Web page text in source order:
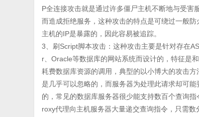
P全连接攻击就是通过许多僵尸主机不断地与受害
而造成拒绝服务，这种攻击的特点是可绕过一般
主机的IP是暴露的，因此容易被追踪。
3、刷Script脚本攻击：这种攻击主要是针对存在
r、Oracle等数据库的网站系统而设计的，特征是
耗费数据库资源的调用，典型的以小博大的攻击
是几乎可以忽略的，而服务器为处理此请求却可
的，常见的数据库服务器很少能支持数百个查询
roxy代理向主机服务器大量递交查询指令，只需